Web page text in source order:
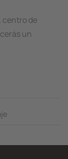
centro de
un